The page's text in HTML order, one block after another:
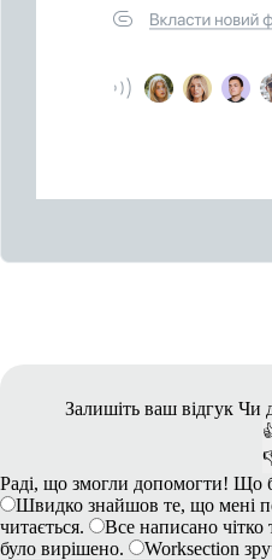
Залишіть ваш відгук Чи
Раді, що змогли допомогти! Що
Швидко знайшов те, що мені
читається.
Все написано чітко
було вирішено.
Worksection